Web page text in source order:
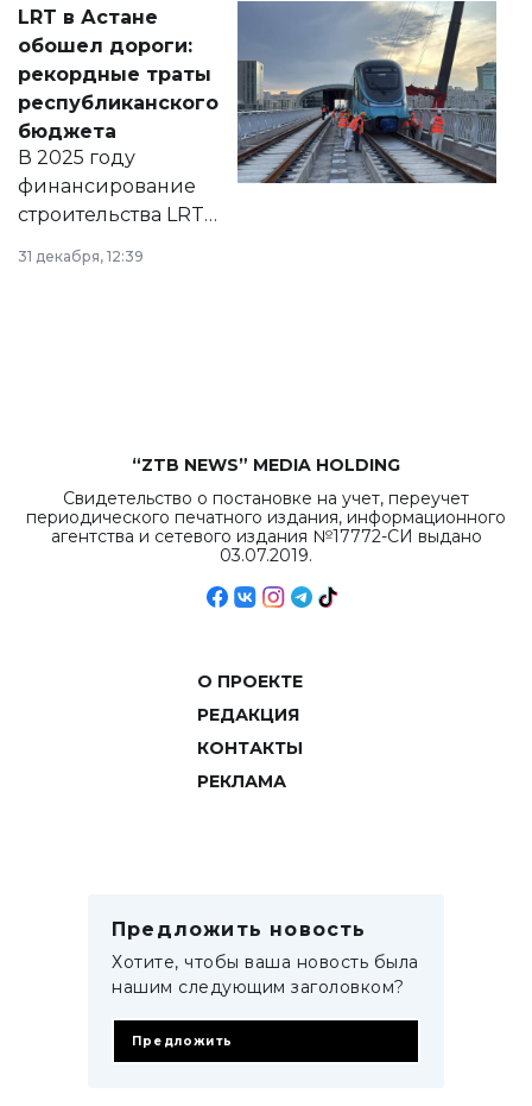
документ
появился в базе
нормативных
правовых актов и
на сайте маслихат
города.
LRT в Астане
обошел дороги:
рекордные траты
республиканского
бюджета
В 2025 году
финансирование
строительства LRT
в Астане из
республиканского
31 декабря, 12:39
“ZTB NEWS” MEDIA HOLDING
Свидетельство о постановке на учет, переучет
периодического печатного издания, информационного
агентства и сетевого издания №17772-СИ выдано
03.07.2019.
О ПРОЕКТЕ
РЕДАКЦИЯ
КОНТАКТЫ
РЕКЛАМА
Предложить новость
Хотите, чтобы ваша новость была
нашим следующим заголовком?
Предложить